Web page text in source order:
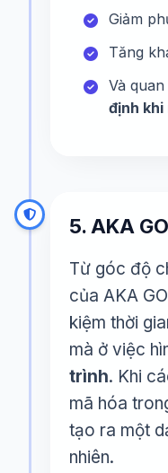
Giảm
Tăng
Và
định khi
5. AKA
Từ góc độ
của AKA
kiệm thời
mà ở việc
trình. Khi
mã hóa
tạo ra một
nhiên.